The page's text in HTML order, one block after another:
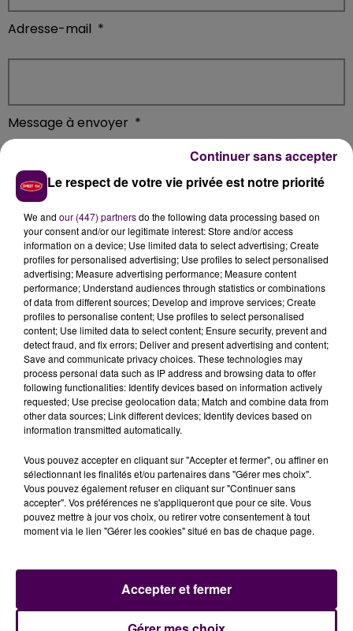
Adresse-mail *
Message à envoyer *
Fichier (image, audio ou PDF)
L'upload de fichier est limité à 2Mo pour les images et PDF et 5Mo
pour les audios.
Soumettre le formulaire
À LA UNE
31 juillet 2026
11 juillet 2026
Le respect de votre vie privée est notre priorité
We and our (447) partnersdo the following data processing based on
your consent and/or our legitimate interest: Store and/or access
information on a device; Use limited data to select advertising; Create
profiles for personalised advertising; Use profiles to select personalised
advertising; Measure advertising performance; Measure content
performance; Understand audiences through statistics or combinations
of data from different sources; Develop and improve services; Create
profiles to personalise content; Use profiles to select personalised
content; Use limited data to select content; Ensure security, prevent and
detect fraud, and fix errors; Deliver and present advertising and content;
Save and communicate privacy choices. These technologies may
process personal data such as IP address and browsing data to offer
following functionalities: Identify devices based on information actively
requested; Use precise geolocation data; Match and combine data from
other data sources; Link different devices; Identify devices based on
information transmitted automatically.
Vous pouvez accepter en cliquant sur "Accepter et fermer", ou affiner en
sélectionnant les finalités et/ou partenaires dans "Gérer mes choix".
Vous pouvez également refuser en cliquant sur "Continuer sans
accepter". Vos préférences ne s'appliqueront que pour ce site. Vous
pouvez mettre à jour vos choix, ou retirer votre consentement à tout
moment via le lien "Gérer les cookies" situé en bas de chaque page.
Accepter et fermer
Continuer sans accepter